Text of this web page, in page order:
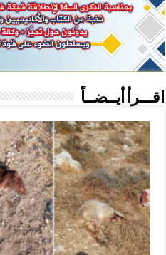
اقـــرأ أيــضــاً